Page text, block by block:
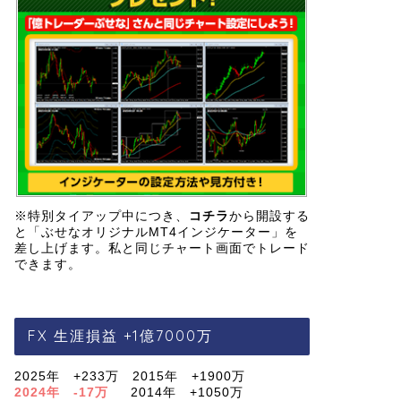
※特別タイアップ中につき、 コチラから開設する
と「ぶせなオリジナルMT4インジケーター」を
差し上げます。私と同じチャート画面でトレード
できます。
FX 生涯損益 +1億7000万
2025年 +233万 2015年 +1900万
2024年 -17万
2014年 +1050万